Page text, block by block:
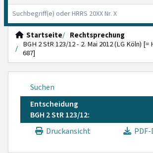
Startseite
Rechtsprechung
BGH 2 StR 123/12 - 2. Mai 2012 (LG Köln) [=
687]
Suchen
Entscheidung
BGH 2 StR 123/12:
Druckansicht